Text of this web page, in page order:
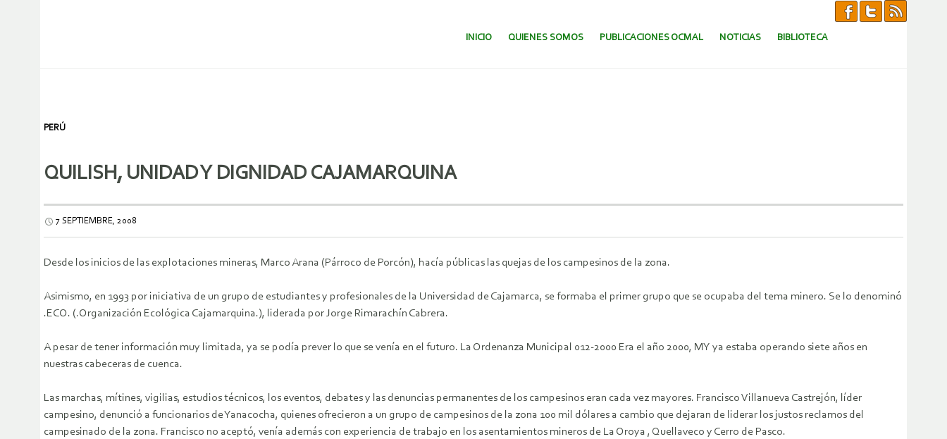
SALTAR AL CONTENIDO.
INICIO QUIENES SOMOS PUBLICACIONES OCMAL NOTICIAS BIBLIOTECA
PERÚ
QUILISH, UNIDAD Y DIGNIDAD CAJAMARQUINA
7 SEPTIEMBRE, 2008
Desde los inicios de las explotaciones mineras, Marco Arana (Párroco de Porcón), hacía públicas las quejas de los campesinos de la zona.
Asimismo, en 1993 por iniciativa de un grupo de estudiantes y profesionales de la Universidad de Cajamarca, se formaba el primer grupo que se ocupaba del tema minero. Se lo denominó
.ECO. (.Organización Ecológica Cajamarquina.), liderada por Jorge Rimarachín Cabrera.
A pesar de tener información muy limitada, ya se podía prever lo que se venía en el futuro. La Ordenanza Municipal 012-2000 Era el año 2000, MY ya estaba operando siete años en
nuestras cabeceras de cuenca.
Las marchas, mítines, vigilias, estudios técnicos, los eventos, debates y las denuncias permanentes de los campesinos eran cada vez mayores. Francisco Villanueva Castrejón, líder
campesino, denunció a funcionarios de Yanacocha, quienes ofrecieron a un grupo de campesinos de la zona 100 mil dólares a cambio que dejaran de liderar los justos reclamos del
campesinado de la zona. Francisco no aceptó, venía además con experiencia de trabajo en los asentamientos mineros de La Oroya , Quellaveco y Cerro de Pasco.